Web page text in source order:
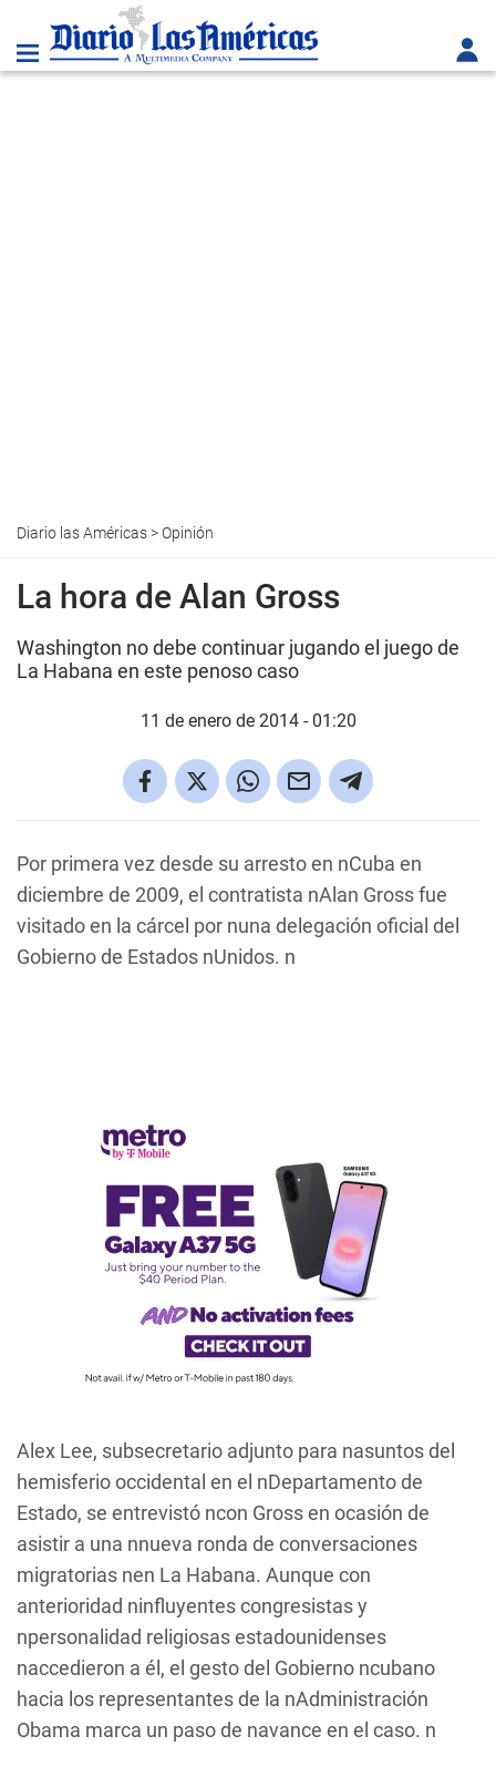
Diario las Américas>Opinión
La hora de Alan Gross
Washington no debe continuar jugando el juego de
La Habana en este penoso caso
11 de enero de 2014 - 01:20
Por primera vez desde su arresto en nCuba en
diciembre de 2009, el contratista nAlan Gross fue
visitado en la cárcel por nuna delegación oficial del
Gobierno de Estados nUnidos. n
Alex Lee, subsecretario adjunto para nasuntos del
hemisferio occidental en el nDepartamento de
Estado, se entrevistó ncon Gross en ocasión de
asistir a una nnueva ronda de conversaciones
migratorias nen La Habana. Aunque con
anterioridad ninfluyentes congresistas y
npersonalidad religiosas estadounidenses
naccedieron a él, el gesto del Gobierno ncubano
hacia los representantes de la nAdministración
Obama marca un paso de navance en el caso. n